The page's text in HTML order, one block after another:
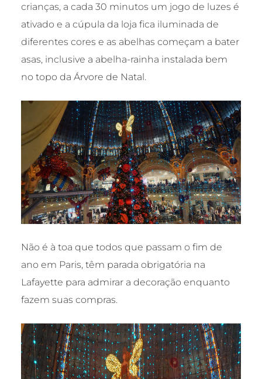
crianças, a cada 30 minutos um jogo de luzes é
ativado e a cúpula da loja fica iluminada de
diferentes cores e as abelhas começam a bater
asas, inclusive a abelha-rainha instalada bem
no topo da Árvore de Natal.
Não é à toa que todos que passam o fim de
ano em Paris, têm parada obrigatória na
Lafayette para admirar a decoração enquanto
fazem suas compras.